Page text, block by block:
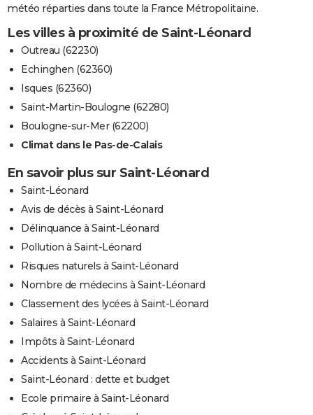
météo réparties dans toute la France Métropolitaine.
Les villes à proximité de Saint-Léonard
Outreau (62230)
Echinghen (62360)
Isques (62360)
Saint-Martin-Boulogne (62280)
Boulogne-sur-Mer (62200)
Climat dans le Pas-de-Calais
En savoir plus sur Saint-Léonard
Saint-Léonard
Avis de décès à Saint-Léonard
Délinquance à Saint-Léonard
Pollution à Saint-Léonard
Risques naturels à Saint-Léonard
Nombre de médecins à Saint-Léonard
Classement des lycées à Saint-Léonard
Salaires à Saint-Léonard
Impôts à Saint-Léonard
Accidents à Saint-Léonard
Saint-Léonard : dette et budget
Ecole primaire à Saint-Léonard